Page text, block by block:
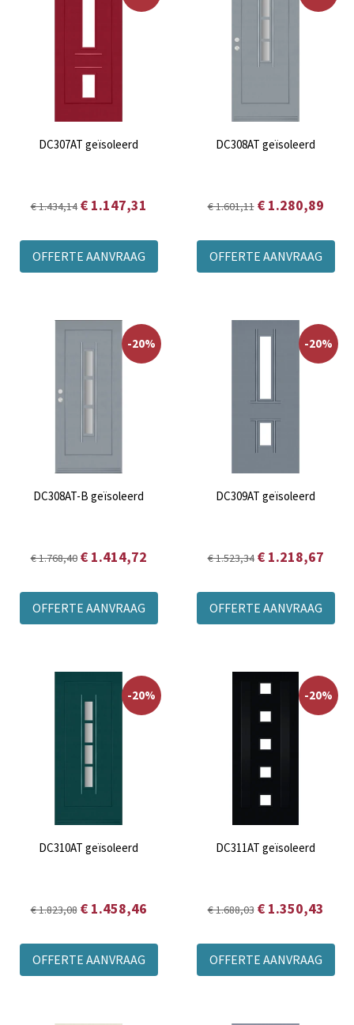
DC307AT geïsoleerd
€ 1.434,14 € 1.147,31
OFFERTE AANVRAAG
DC308AT geïsoleerd
€ 1.601,11 € 1.280,89
OFFERTE AANVRAAG
-20%
DC308AT-B geïsoleerd
€ 1.768,40 € 1.414,72
OFFERTE AANVRAAG
-20%
DC309AT geïsoleerd
€ 1.523,34 € 1.218,67
OFFERTE AANVRAAG
-20%
DC310AT geïsoleerd
€ 1.823,08 € 1.458,46
OFFERTE AANVRAAG
-20%
DC311AT geïsoleerd
€ 1.688,03 € 1.350,43
OFFERTE AANVRAAG